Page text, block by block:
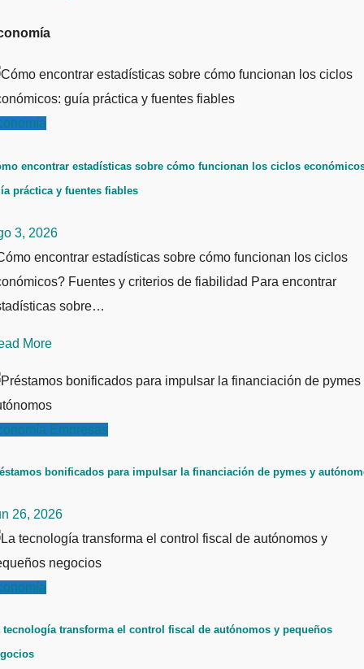
encontrar estadísticas sobre cómo funcionan los ciclos
práctica y fuentes fiables
3, 2026
encontrar estadísticas sobre cómo funcionan los ciclos
Fuentes y criterios de fiabilidad Para encontrar
sobre…
More
Empresas
bonificados para impulsar la financiación de pymes y
26, 2026
tecnología transforma el control fiscal de autónomos y pequeños